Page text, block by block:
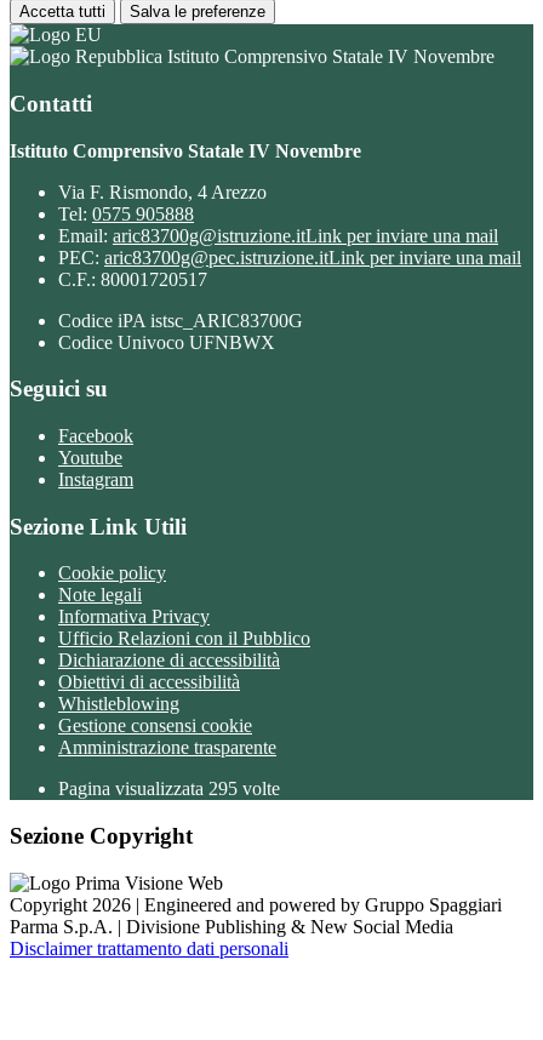
Accetta tutti Salva le preferenze
Istituto Comprensivo Statale IV Novembre
Contatti
Istituto Comprensivo Statale IV Novembre
Via F. Rismondo, 4 Arezzo
Tel: 0575 905888
Email: aric83700g@istruzione.itLink per inviare una mail
PEC: aric83700g@pec.istruzione.itLink per inviare una mail
C.F.: 80001720517
Codice iPA istsc_ARIC83700G
Codice Univoco UFNBWX
Seguici su
Facebook
Youtube
Instagram
Sezione Link Utili
Cookie policy
Note legali
Informativa Privacy
Ufficio Relazioni con il Pubblico
Dichiarazione di accessibilità
Obiettivi di accessibilità
Whistleblowing
Gestione consensi cookie
Amministrazione trasparente
Pagina visualizzata 295 volte
Sezione Copyright
Copyright 2026 | Engineered and powered by Gruppo Spaggiari
Parma S.p.A. | Divisione Publishing & New Social Media
Disclaimer trattamento dati personali